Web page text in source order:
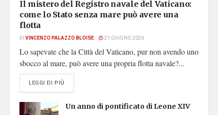
Il mistero del Registro navale del Vaticano:
come lo Stato senza mare può avere una
flotta
DI VINCENZO PALAZZO BLOISE 21 GIUGNO 2026
Lo sapevate che la Città del Vaticano, pur non avendo uno
sbocco al mare, può avere una propria flotta navale?...
LEGGI DI PIÙ
Un anno di pontificato di Leone XIV